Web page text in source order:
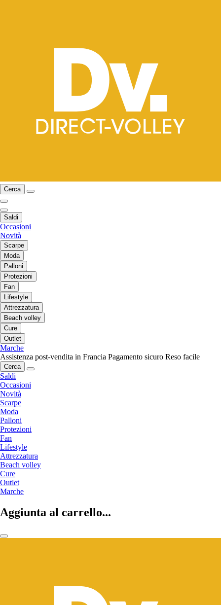
Cerca
Saldi
Occasioni
Novità
Scarpe
Moda
Palloni
Protezioni
Fan
Lifestyle
Attrezzatura
Beach volley
Cure
Outlet
Marche
Assistenza post-vendita in Francia Pagamento sicuro Reso facile
Cerca
Saldi
Occasioni
Novità
Scarpe
Moda
Palloni
Protezioni
Fan
Lifestyle
Attrezzatura
Beach volley
Cure
Outlet
Marche
Aggiunta al carrello...